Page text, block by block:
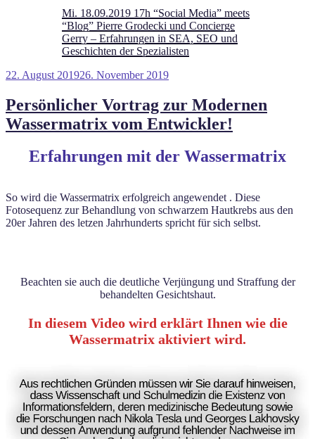
Mi. 18.09.2019 17h “Social Media” meets
“Blog” Pierre Grodecki und Concierge
Gerry – Erfahrungen in SEA, SEO und
Geschichten der Spezialisten
Veröffentlicht
22. August 201926. November 2019
Persönlicher Vortrag zur Modernen
Wassermatrix vom Entwickler!
Erfahrungen mit der Wassermatrix
So wird die Wassermatrix erfolgreich angewendet . Diese
Fotosequenz zur Behandlung von schwarzem Hautkrebs aus den
20er Jahren des letzen Jahrhunderts spricht für sich selbst.
Beachten sie auch die deutliche Verjüngung und Straffung der
behandelten Gesichtshaut.
In diesem Video wird erklärt Ihnen wie die
Wassermatrix aktiviert wird.